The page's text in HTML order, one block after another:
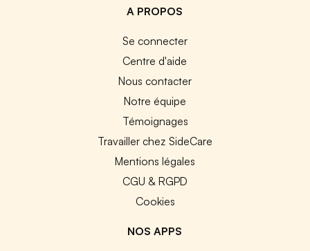
A PROPOS
Se connecter
Centre d'aide
Nous contacter
Notre équipe
Témoignages
Travailler chez SideCare
Mentions légales
CGU & RGPD
Cookies
NOS APPS